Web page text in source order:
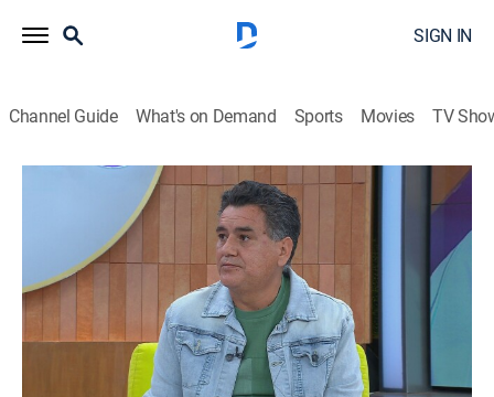
SIGN IN
Channel Guide What's on Demand Sports Movies TV
Acércate a Rocío
S1 E587 | Anda de galán, pero no cuida
a su hija
TV14 Talk, Public affairs, Self improvement|2026
Roberto acusa a su hija Celia y a su exyerno, Cristian,
de abandonar a su propia hija enferma de tres años
para dedicarse a otros noviazgos. Ahora son los